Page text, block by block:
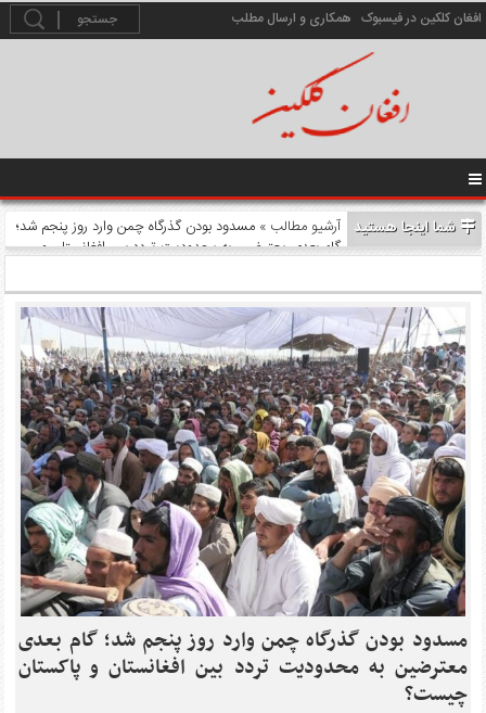
افغان کلکین در فیسبوک همکاری و ارسال مطلب
شما اینجا هستید آرشیو مطالب » مسدود بودن گذرگاه چمن وارد روز پنجم شد؛
گام بعدی معترضین به محدودیت تردد بین افغانستان و
مسدود بودن گذرگاه چمن وارد روز پنجم شد؛ گام بعدی
معترضین به محدودیت تردد بین افغانستان و پاکستان
چیست؟